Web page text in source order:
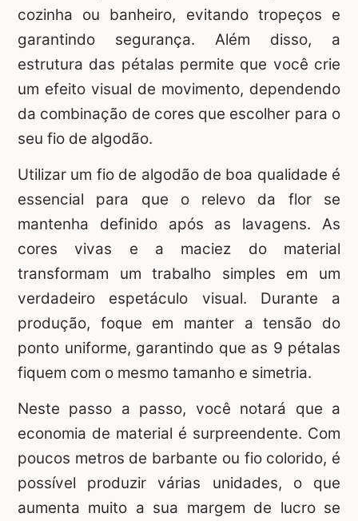
cozinha ou banheiro, evitando tropeços e
garantindo segurança. Além disso, a
estrutura das pétalas permite que você crie
um efeito visual de movimento, dependendo
da combinação de cores que escolher para o
seu fio de algodão.
Utilizar um fio de algodão de boa qualidade é
essencial para que o relevo da flor se
mantenha definido após as lavagens. As
cores vivas e a maciez do material
transformam um trabalho simples em um
verdadeiro espetáculo visual. Durante a
produção, foque em manter a tensão do
ponto uniforme, garantindo que as 9 pétalas
fiquem com o mesmo tamanho e simetria.
Neste passo a passo, você notará que a
economia de material é surpreendente. Com
poucos metros de barbante ou fio colorido, é
possível produzir várias unidades, o que
aumenta muito a sua margem de lucro se